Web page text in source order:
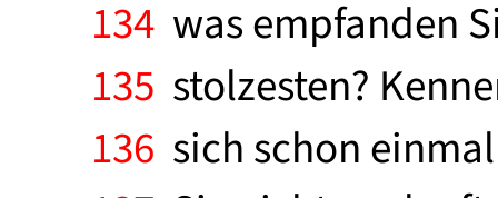
134 was empfanden
135 stolzesten?
136 sich schon